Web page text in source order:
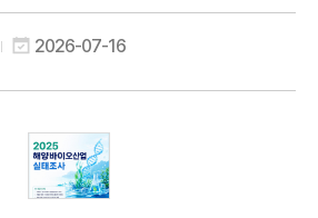
2026-07-16